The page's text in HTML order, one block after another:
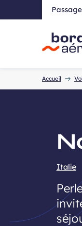
Accueil
Italie